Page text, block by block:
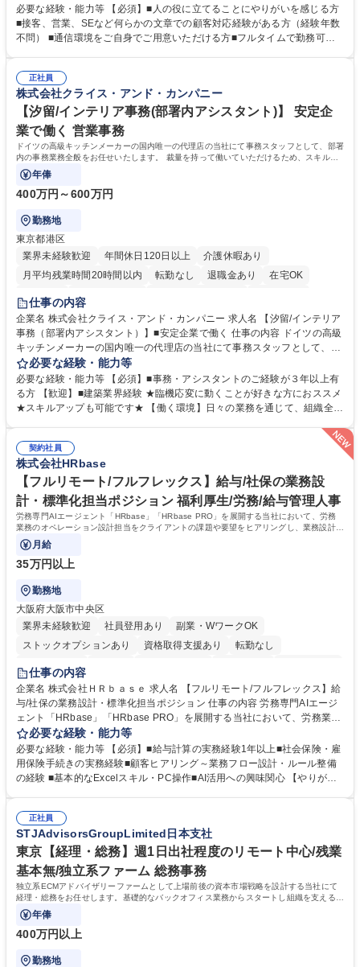
（Digiops：デジオプス）と運用構築の業務となります。 ■お問い合わせ
対応業務全般（システム入力、契約手続き含む） ■デジタルコミュニケー
ションツール（メール、SMS、LINE等）を使用 ■お客様のニーズに応じた
添ってサービス提供できることが魅力 募集職種 【リモート/カスタマーサ
クセス】平日夕方以降を中心にリモートワークで対応
必要な経験・能力等 【必須】■人の役に立てることにやりがいを感じる方
■接客、営業、SEなど何らかの文章での顧客対応経験がある方（経験年数
不問） ■通信環境をご自身でご用意いただける方■フルタイムで勤務可能
境に貢献したい■改善提案や改善アクション等新しいことに意欲がある方
【英語（語学力）】■翻訳ツールを用い英語でコミュニケーションをとる
ことに抵抗がない方■英語は話せなくても問題はありませんが、英語が話
せますと、よりチャンスが広がります。※日本語がネイティブレベル必須
学歴・資格 学歴：大学院 大学 高専 短大 専修学校 高校 語学力： 資格：
正社員
株式会社クライス・アンド・カンパニー
【汐留/インテリア事務(部署内アシスタント)】 安定企
業で働く 営業事務
ドイツの高級キッチンメーカーの国内唯一の代理店の当社にて事務スタッフとして、部署
内の事務業務全般をお任せいたします。 裁量を持って働いていただけるため、スキルア
ップも可能です。
年俸
400万円～600万円
勤務地
東京都港区
業界未経験歓迎
年間休日120日以上
介護休暇あり
月平均残業時間20時間以内
転勤なし 退職金あり
在宅OK
育休あり
完全週休2日制
駅近5分以内
土日祝休み
仕事の内容
企業名 株式会社クライス・アンド・カンパニー 求人名 【汐留/インテリア
事務（部署内アシスタント）】■安定企業で働く 仕事の内容 ドイツの高級
キッチンメーカーの国内唯一の代理店の当社にて事務スタッフとして、部
署内の事務業務全般をお任せいたします。 裁量を持って働いていただける
ため、スキルアップも可能です。 【部署内の事務業務全般】 ■サンプルの
仕分け・整理 ■電話応対 ■書類作成（会議資料、お客様宛請求書、支払書
類を取りまとめて経理へ提出等） ■ショールームアテンド・運営・予約業
インテリア事務（部署内アシスタント）】■安定企業で働く
必要な経験・能力等
必要な経験・能力等 【必須】■事務・アシスタントのご経験が３年以上有
る方 【歓迎】■建築業界経験 ★臨機応変に動くことが好きな方におススメ
★スキルアップも可能です★ 【働く環境】日々の業務を通じて、組織全体
ンスキルや問題解決能力が磨かれ、キャリアアップのチャンスも豊富。チ
ームとの協力や新しいアイデアを活かす場もあり、やりがいを感じながら
働けます。 【歓迎】 ■インテリアの業界のご経験が有る方■PCの作業に慣
れている方 学歴・資格 学歴：大学院 大学 高専 短大 専修学校 語学力： 資
格：
契約社員
株式会社HRbase
【フルリモート/フルフレックス】給与/社保の業務設
計・標準化担当ポジション 福利厚生/労務/給与管理人事
労務専門AIエージェント「HRbase」「HRbase PRO」を展開する当社において、労務
業務のオペレーション設計担当をクライアントの課題や要望をヒアリングし、業務設計や
システム設定へと落とし込むポジションです。
月給
35万円以上
勤務地
大阪府大阪市中央区
業界未経験歓迎
社員登用あり
副業・WワークOK
ストックオプションあり
資格取得支援あり
転勤なし
時短勤務あり
服装自由
仕事の内容
企業名 株式会社ＨＲｂａｓｅ 求人名 【フルリモート/フルフレックス】給
与/社保の業務設計・標準化担当ポジション 仕事の内容 労務専門AIエージ
ェント「HRbase」「HRbase PRO」を展開する当社において、労務業務
のオペレーション設計担当をクライアントの課題や要望をヒアリングし、
業務設計やシステム設定へと落とし込むポジションです。 【具体的に
は】・業務オペレーション設計（要件定義/顧客ヒアリング/業務オペレー
ションの洗い出し、ルール整備、システム設定) ・業務マニュアル作成、
（年調等の年次業務など） 募集職種 【フルリモート/フルフレックス】給
与/社保の業務設計・標準化担当ポジション
必要な経験・能力等
必要な経験・能力等 【必須】■給与計算の実務経験1年以上■社会保険・雇
用保険手続きの実務経験■顧客ヒアリング～業務フロー設計・ルール整備
の経験 ■基本的なExcelスキル・PC操作■AI活用への興味関心 【やりが
る設計にとどまらず、ご自身が現場のエキスパートとしてオペレーション
を実行する機会もあり、実務と改善の両面でスキルを発揮できる環境で
す。 学歴・資格 学歴：大学院 大学 高専 短大 専修学校 高校 語学力： 資
格：
正社員
STJAdvisorsGroupLimited日本支社
東京【経理・総務】週1日出社程度のリモート中心/残業
基本無/独立系ファーム 総務事務
独立系ECMアドバイザリーファームとして上場前後の資本市場戦略を設計する当社にて
経理・総務をお任せします。基礎的なバックオフィス業務からスタートし組織を支える専
任担当として広く活躍できる環境です。
年俸
400万円以上
勤務地